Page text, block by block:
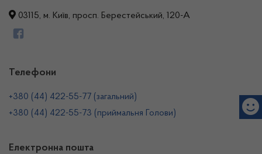
03115, м. Київ, просп. Берестейський, 120-А
Телефони
+380 (44) 422-55-77 (загальний)
+380 (44) 422-55-73 (приймальня Голови)
Електронна пошта